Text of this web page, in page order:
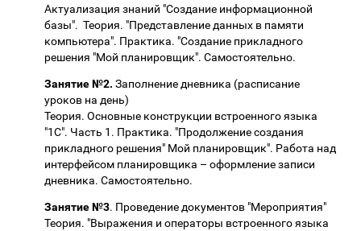
Актуализация знаний "Создание информационной
базы". Теория. "Представление данных в памяти
компьютера". Практика. "Создание прикладного
решения "Мой планировщик". Самостоятельно.
Занятие №2. Заполнение дневника (расписание
уроков на день)
Теория. Основные конструкции встроенного языка
"1С". Часть 1. Практика. "Продолжение создания
прикладного решения" Мой планировщик". Работа над
интерфейсом планировщика – оформление записи
дневника. Самостоятельно.
Занятие №3. Проведение документов "Мероприятия"
Теория. "Выражения и операторы встроенного языка